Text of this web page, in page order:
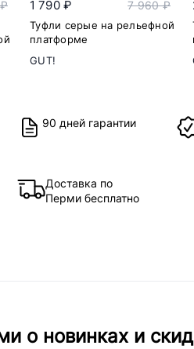
1 790 ₽ 7 960 ₽
Туфли серые на рельефной
платформе
GUT!
90 дней гарантии
Доставка по
Перми бесплатно
о новинках и